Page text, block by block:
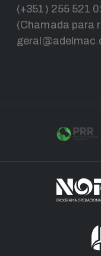
(+351) 255 521
(Chamada para